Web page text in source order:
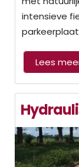
intensieve
Lees